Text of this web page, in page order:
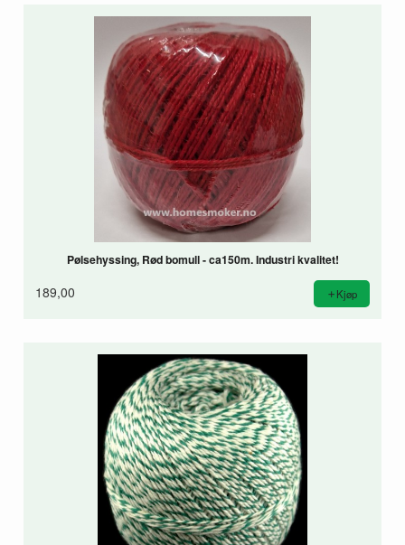
Pølsehyssing, Rød bomull - ca150m. Industri kvalitet!
189,00 Kjøp